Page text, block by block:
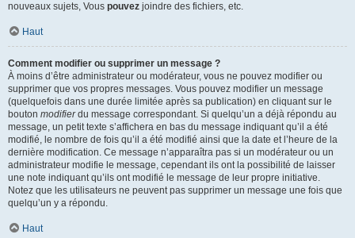
nouveaux sujets, Vous pouvez joindre des fichiers, etc.
Haut
Comment modifier ou supprimer un message ?
À moins d’être administrateur ou modérateur, vous ne pouvez modifier ou
supprimer que vos propres messages. Vous pouvez modifier un message
(quelquefois dans une durée limitée après sa publication) en cliquant sur le
bouton modifierdu message correspondant. Si quelqu’un a déjà répondu au
message, un petit texte s’affichera en bas du message indiquant qu’il a été
modifié, le nombre de fois qu’il a été modifié ainsi que la date et l’heure de la
dernière modification. Ce message n’apparaîtra pas si un modérateur ou un
administrateur modifie le message, cependant ils ont la possibilité de laisser
une note indiquant qu’ils ont modifié le message de leur propre initiative.
Notez que les utilisateurs ne peuvent pas supprimer un message une fois que
quelqu’un y a répondu.
Haut